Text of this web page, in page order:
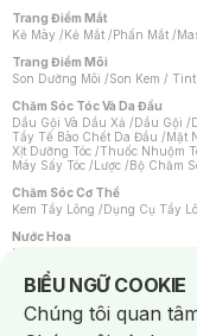
Trang Điểm Mắt
Kẻ Mày /Kẻ Mắt /Phấn Mắt /
Trang Điểm Môi
Son Dưỡng Môi /Son Kem / Tint
Chăm Sóc Tóc Và Da Đầu
Dầu Gội Và Dầu Xả /Dầu Gội /
Tẩy Tế Bào Chết Da Đầu /Mặt
Xịt Dưỡng Tóc /Thuốc Nhuộm
Máy Sấy Tóc /Lược /Bộ Chăm
Chăm Sóc Cơ Thể
Kem Tẩy Lông /Dụng Cụ Tẩy
Nước Hoa
Nước Hoa Nữ
Chăm Sóc Cá Nhân
Chống Muỗi /Khẩu Trang /
Sản Phẩm Chăm Sóc Khác /
BIỂU NGỮ COOKIE
Notice about cookies
Chúng tôi quan